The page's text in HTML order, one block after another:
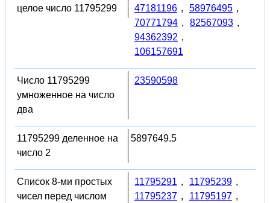
целое число 11795299
47181196 , 58976495 ,
70771794 , 82567093 ,
94362392 ,
106157691
Число 11795299
умноженное на число
два
23590598
11795299 деленное на
число 2
5897649.5
Список 8-ми простых
чисел перед числом
11795291 , 11795239 ,
11795237 , 11795197 ,